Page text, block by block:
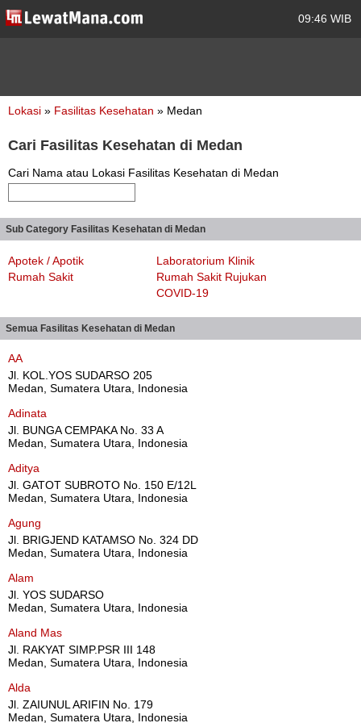
09:46 WIB
Lokasi » Fasilitas Kesehatan » Medan
Cari Fasilitas Kesehatan di Medan
Cari Nama atau Lokasi Fasilitas Kesehatan di Medan
Sub Category Fasilitas Kesehatan di Medan
Apotek / Apotik
Laboratorium Klinik
Rumah Sakit
Rumah Sakit Rujukan
COVID-19
Semua Fasilitas Kesehatan di Medan
AA
Jl. KOL.YOS SUDARSO 205
Medan, Sumatera Utara, Indonesia
Adinata
Jl. BUNGA CEMPAKA No. 33 A
Medan, Sumatera Utara, Indonesia
Aditya
Jl. GATOT SUBROTO No. 150 E/12L
Medan, Sumatera Utara, Indonesia
Agung
Jl. BRIGJEND KATAMSO No. 324 DD
Medan, Sumatera Utara, Indonesia
Alam
Jl. YOS SUDARSO
Medan, Sumatera Utara, Indonesia
Aland Mas
Jl. RAKYAT SIMP.PSR III 148
Medan, Sumatera Utara, Indonesia
Alda
Jl. ZAIUNUL ARIFIN No. 179
Medan, Sumatera Utara, Indonesia